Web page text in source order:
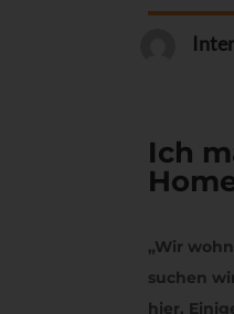
Ich
„Wir
suchen
hier.